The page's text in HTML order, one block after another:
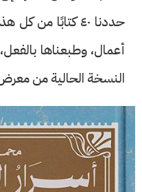
أعمال، وطبعناها
النسخة الحالية من معرض